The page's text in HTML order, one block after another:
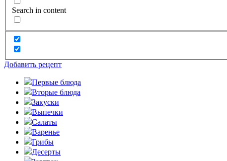
Search in content
Добавить рецепт
Первые блюда
Вторые блюда
Закуски
Выпечки
Салаты
Варенье
Грибы
Десерты